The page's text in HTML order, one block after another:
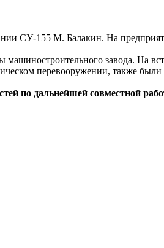
СУ-155 М. Балакин. На
завода. На
перевооружении, также
по дальнейшей совместной